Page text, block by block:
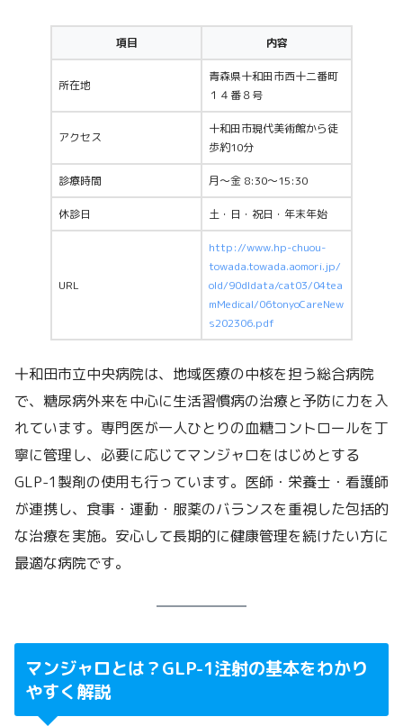
項目 内容
所在地
青森県十和田市西十二番町
１４番８号
アクセス
十和田市現代美術館から徒
歩約10分
診療時間 月〜金 8:30〜15:30
休診日 土・日・祝日・年末年始
URL
http://www.hp-chuou-
towada.towada.aomori.jp/
old/90dldata/cat03/04tea
mMedical/06tonyoCareNew
s202306.pdf
十和田市立中央病院は、地域医療の中核を担う総合病院
で、糖尿病外来を中心に生活習慣病の治療と予防に力を入
れています。専門医が一人ひとりの血糖コントロールを丁
寧に管理し、必要に応じてマンジャロをはじめとする
GLP-1製剤の使用も行っています。医師・栄養士・看護師
が連携し、食事・運動・服薬のバランスを重視した包括的
な治療を実施。安心して長期的に健康管理を続けたい方に
最適な病院です。
マンジャロとは？GLP-1注射の基本をわかり
やすく解説